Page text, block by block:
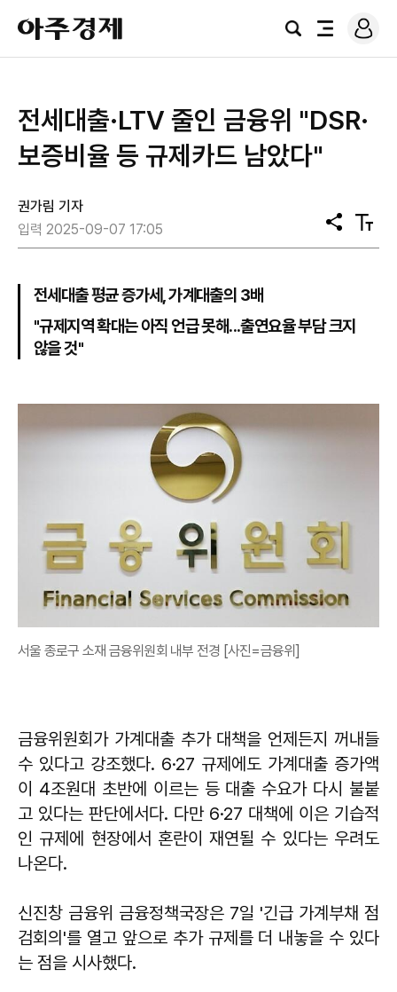
아
주
경
검
전
로
그
전세대출·LTV 줄인 금융위 "DSR·
보증비율 등 규제카드 남았다"
권가림 기자
입력 2025-09-07 17:05
공
유
텍
스
전세대출 평균 증가세, 가계대출의 3배
"규제지역 확대는 아직 언급 못해...출연요율 부담 크지
않을 것"
서울 종로구 소재 금융위원회 내부 전경 [사진=금융위]
금융위원회가 가계대출 추가 대책을 언제든지 꺼내들
수 있다고 강조했다. 6·27 규제에도 가계대출 증가액
이 4조원대 초반에 이르는 등 대출 수요가 다시 불붙
고 있다는 판단에서다. 다만 6·27 대책에 이은 기습적
인 규제에 현장에서 혼란이 재연될 수 있다는 우려도
나온다.
신진창 금융위 금융정책국장은 7일 '긴급 가계부채 점
검회의'를 열고 앞으로 추가 규제를 더 내놓을 수 있다
는 점을 시사했다.